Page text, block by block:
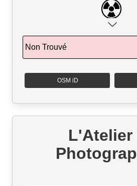
Non Trouvé
OSM iD
L'Atelier